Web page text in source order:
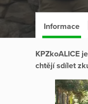
Informace
KPZkoALICE
chtějí sdílet